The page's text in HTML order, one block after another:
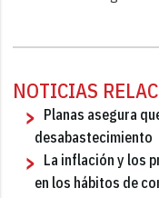
NOTICIAS
Planas asegura
desabastecimiento
La inflación y los
en los hábitos de